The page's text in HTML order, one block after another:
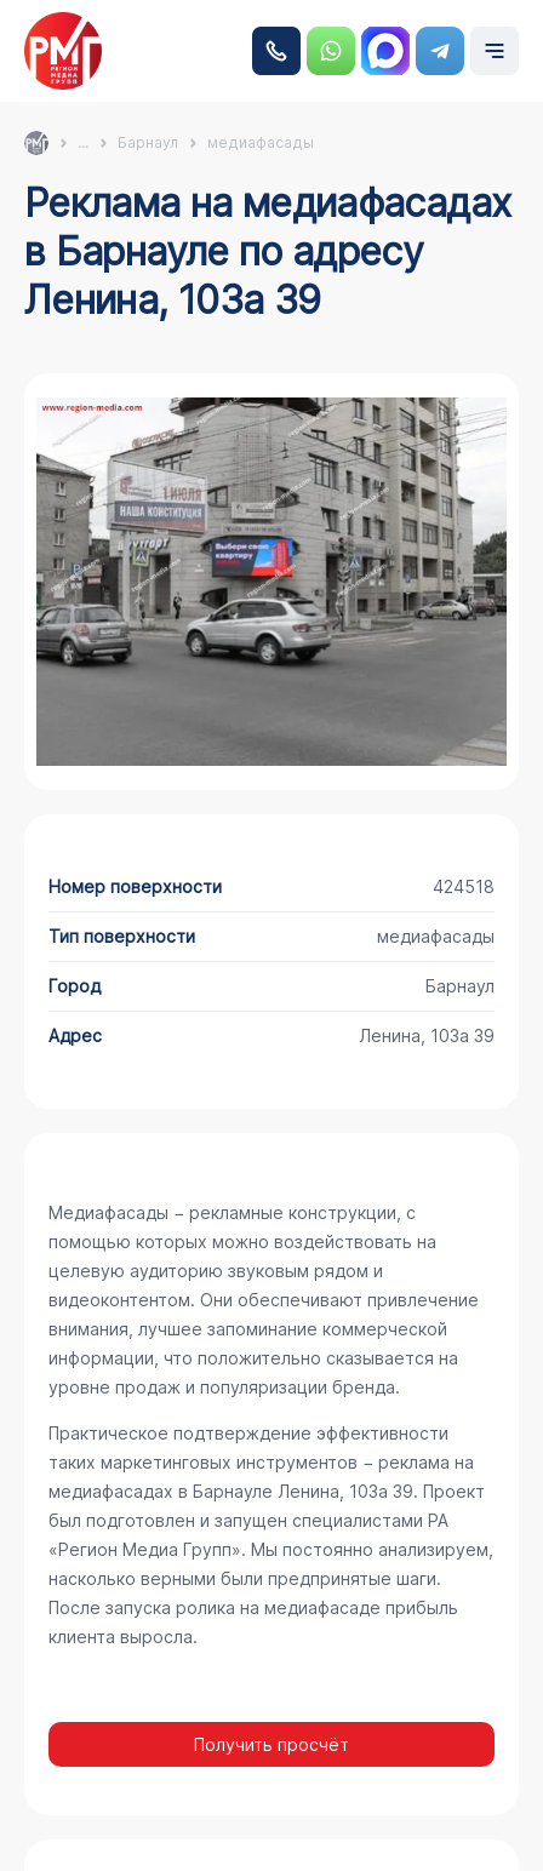
... Барнаул медиафасады
Реклама на медиафасадах
в Барнауле по адресу
Ленина, 103а 39
Номер поверхности 424518
Тип поверхности медиафасады
Город Барнаул
Адрес Ленина, 103а 39
Медиафасады − рекламные конструкции, с
помощью которых можно воздействовать на
целевую аудиторию звуковым рядом и
видеоконтентом. Они обеспечивают привлечение
внимания, лучшее запоминание коммерческой
информации, что положительно сказывается на
уровне продаж и популяризации бренда.
Практическое подтверждение эффективности
таких маркетинговых инструментов − реклама на
медиафасадах в Барнауле Ленина, 103а 39. Проект
был подготовлен и запущен специалистами РА
«Регион Медиа Групп». Мы постоянно анализируем,
насколько верными были предпринятые шаги.
После запуска ролика на медиафасаде прибыль
клиента выросла.
Получить просчёт